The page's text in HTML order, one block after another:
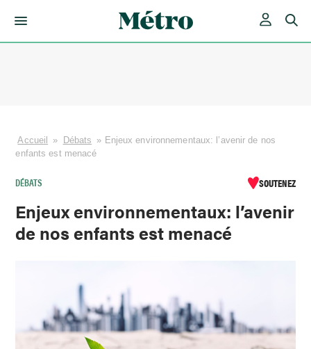
Accueil » Débats » Enjeux environnementaux: l’avenir de nos
enfants est menacé
DÉBATS SOUTENEZ
Enjeux environnementaux: l’avenir
de nos enfants est menacé